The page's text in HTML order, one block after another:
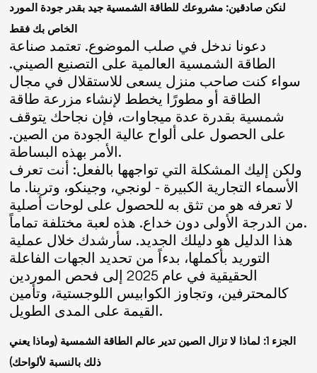
لنكن صادقين: مشروعك للطاقة الشمسية جيد بقدر جودة المورد
الخاص بك فقط
دعونا ندخل في صلب الموضوع. تعتمد صناعة
الطاقة الشمسية العالمية على التصنيع الصيني.
سواء كنت صاحب منزل يسعى للاستقلال في مجال
الطاقة أو مطورًا يخطط لإنشاء مزرعة طاقة
شمسية بقدرة عدة ميجاوات، فإن نجاحك يتوقف
على الحصول على ألواح عالية الجودة من الصين.
الأمر بهذه البساطة.
ولكن إليك المشكلة التي تواجهها بالفعل: أنت تعرف
الأسماء التجارية الكبيرة - لونجي، وجينكو، وترينا. ما
لا تعرفه هو من تثق به للحصول على لوحات أصلية
من الدرجة الأولى دون خداع. هذه لعبة مختلفة تماماً.
هذا الدليل هو دليلك الجديد. سأرشدك خلال عملية
التوريد بأكملها، بدءاً من تحديد الجهات الفاعلة
الحقيقية في عام 2025 إلى فحص الموردين
كالمحترفين، وتجاوز الكوابيس اللوجستية، وتأمين
القيمة على المدى الطويل.
الجزء 1: لماذا لا تزال الصين تدير عالم الطاقة الشمسية (وماذا يعني
ذلك بالنسبة لألواحك)